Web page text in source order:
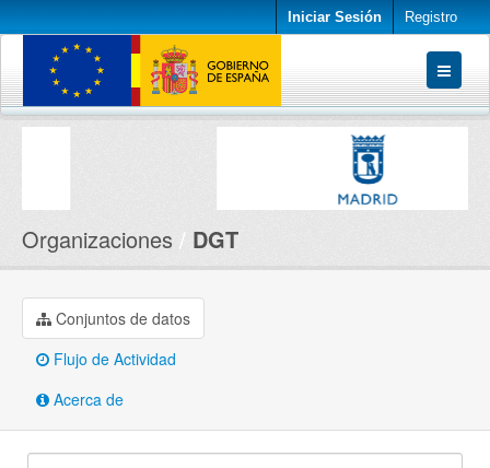
Iniciar Sesión Registro
Conjuntos de datos
Organizaciones DGT
Conjuntos de datos
Flujo de Actividad
Acerca de